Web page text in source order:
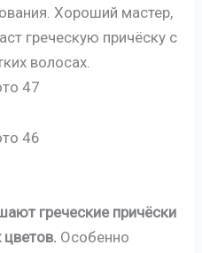
Хороший мастер,
греческую причёску с
волосах.
греческие причёски
Особенно